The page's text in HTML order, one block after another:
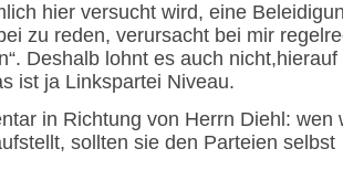
hier versucht wird, eine
zu reden, verursacht bei mir
Deshalb lohnt es auch
ist ja Linkspartei Niveau.
in Richtung von Herrn Diehl: wen
sollten sie den Parteien selbst